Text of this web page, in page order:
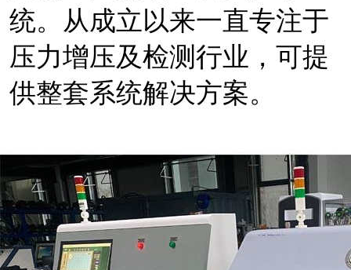
统。从成立以来一直专注于
压力增压及检测行业，可提
供整套系统解决方案。